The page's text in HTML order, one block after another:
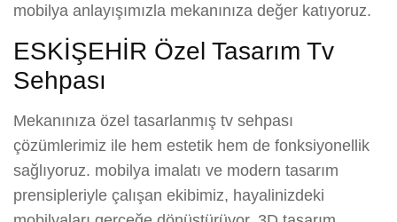
mobilya anlayışımızla mekanınıza değer katıyoruz.
ESKİŞEHİR Özel Tasarım Tv
Sehpası
Mekanınıza özel tasarlanmış tv sehpası
çözümlerimiz ile hem estetik hem de fonksiyonellik
sağlıyoruz. mobilya imalatı ve modern tasarım
prensipleriyle çalışan ekibimiz, hayalinizdeki